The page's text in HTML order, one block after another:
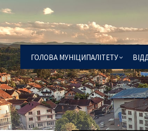
ГОЛОВА МУНІЦИПАЛІТЕТУ